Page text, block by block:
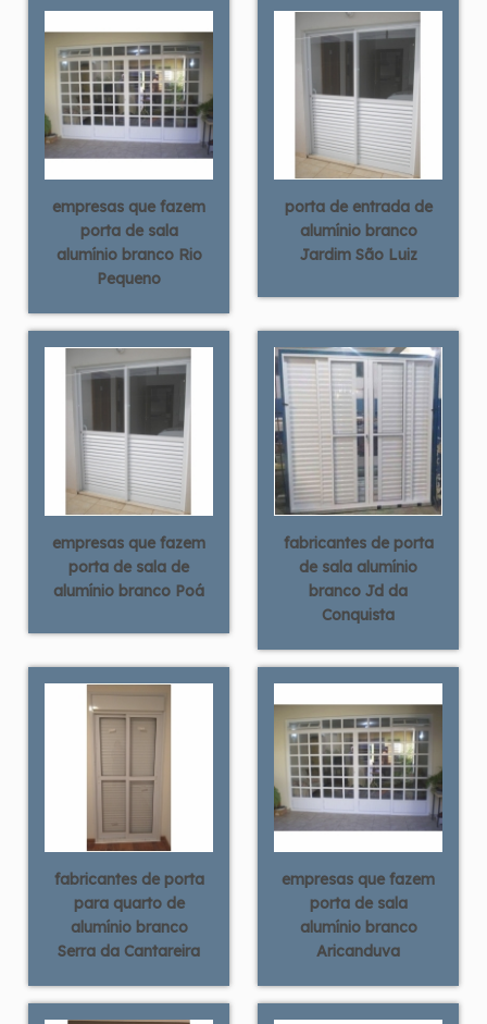
empresas que fazem
porta de sala
alumínio branco Rio
Pequeno
porta de entrada de
alumínio branco
Jardim São Luiz
empresas que fazem
porta de sala de
alumínio branco Poá
fabricantes de porta
de sala alumínio
branco Jd da
Conquista
fabricantes de porta
para quarto de
alumínio branco
Serra da Cantareira
empresas que fazem
porta de sala
alumínio branco
Aricanduva